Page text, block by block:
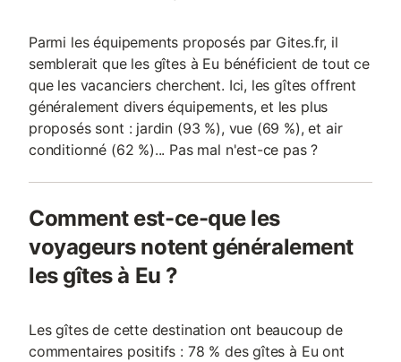
Parmi les équipements proposés par Gites.fr, il
semblerait que les gîtes à Eu bénéficient de tout ce
que les vacanciers cherchent. Ici, les gîtes offrent
généralement divers équipements, et les plus
proposés sont : jardin (93 %), vue (69 %), et air
conditionné (62 %)... Pas mal n'est-ce pas ?
Comment est-ce-que les
voyageurs notent généralement
les gîtes à Eu ?
Les gîtes de cette destination ont beaucoup de
commentaires positifs : 78 % des gîtes à Eu ont